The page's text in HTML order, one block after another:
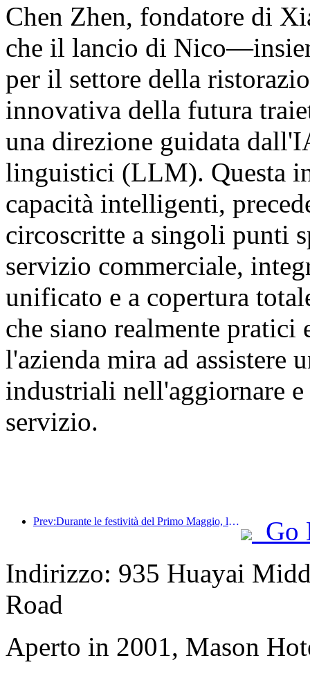
Chen Zhen, fondatore di
che il lancio di
per il settore della
innovativa della futura
una direzione guidata
linguistici (LLM). Questa
capacità intelligenti,
circoscritte a singoli punti
servizio commerciale,
unificato e a copertura
che siano realmente pratici
l'azienda mira ad assistere
industriali nell'aggiornare
servizio.
Prev:Durante le festività del Primo Maggio, la ferrovia del delta del fiume Yangtze ha trasportato oltre 21,38 milioni di passeggeri.
Go
Indirizzo: 935 Huayai
Road
Aperto in 2001, Mason